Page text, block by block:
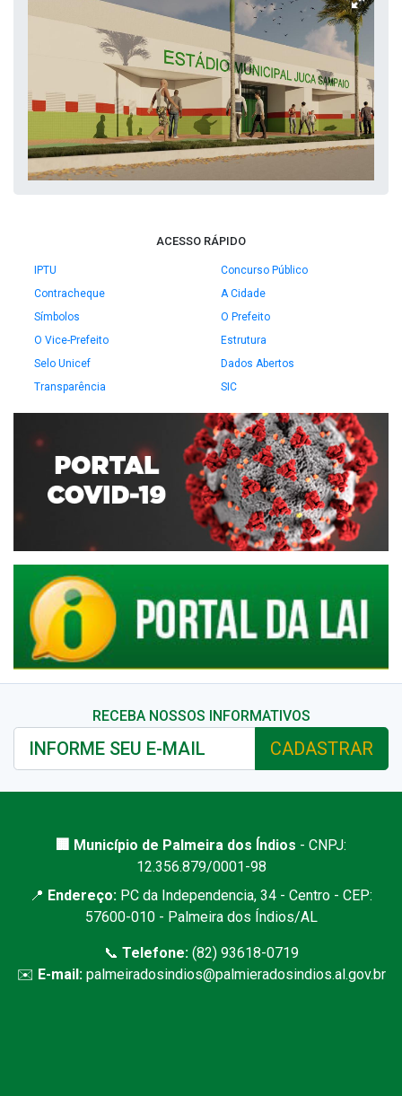
ACESSO RÁPIDO
IPTU
Concurso Público
Contracheque
A Cidade
Símbolos
O Prefeito
O Vice-Prefeito
Estrutura
Selo Unicef
Dados Abertos
Transparência
SIC
RECEBA NOSSOS INFORMATIVOS
CADASTRAR
🏢 Município de Palmeira dos Índios - CNPJ:
12.356.879/0001-98
📍 Endereço: PC da Independencia, 34 - Centro - CEP:
57600-010 - Palmeira dos Índios/AL
📞 Telefone:(82) 93618-0719
✉️ E-mail: palmeiradosindios@palmieradosindios.al.gov.br